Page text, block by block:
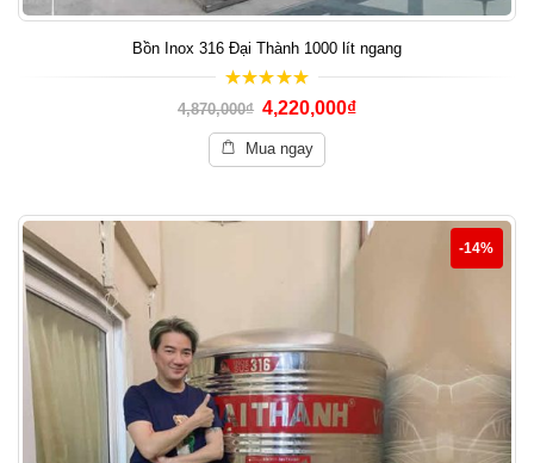
Bồn Inox 316 Đại Thành 1000 lít ngang
5.00out of 5
4,870,000₫ 4,220,000₫
Mua ngay
-14%